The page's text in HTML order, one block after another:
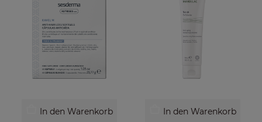
In den Warenkorb In den Warenkorb